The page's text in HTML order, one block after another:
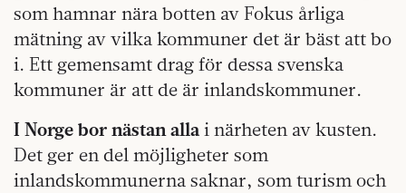
som hamnar nära botten av Fokus årliga
mätning av vilka kommuner det är bäst att bo
i. Ett gemensamt drag för dessa svenska
kommuner är att de är inlandskommuner.
I Norge bor nästan alla i närheten av kusten.
Det ger en del möjligheter som
inlandskommunerna saknar, som turism och